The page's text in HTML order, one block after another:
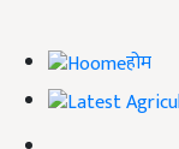
होम